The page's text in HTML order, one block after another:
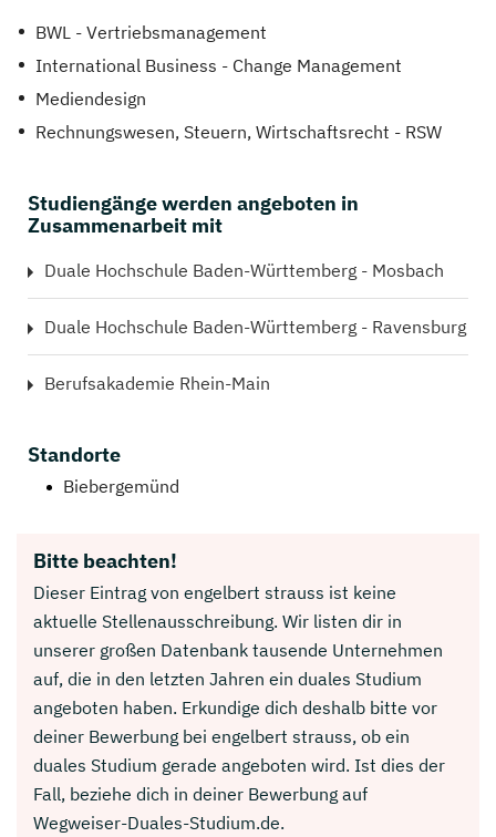
BWL - Vertriebsmanagement
International Business - Change Management
Mediendesign
Rechnungswesen, Steuern, Wirtschaftsrecht - RSW
Studiengänge werden angeboten in
Zusammenarbeit mit
Duale Hochschule Baden-Württemberg - Mosbach
Duale Hochschule Baden-Württemberg - Ravensburg
Berufsakademie Rhein-Main
Standorte
Biebergemünd
Bitte beachten!
Dieser Eintrag von engelbert strauss ist keine
aktuelle Stellenausschreibung. Wir listen dir in
unserer großen Datenbank tausende Unternehmen
auf, die in den letzten Jahren ein duales Studium
angeboten haben. Erkundige dich deshalb bitte vor
deiner Bewerbung bei engelbert strauss, ob ein
duales Studium gerade angeboten wird. Ist dies der
Fall, beziehe dich in deiner Bewerbung auf
Wegweiser-Duales-Studium.de.